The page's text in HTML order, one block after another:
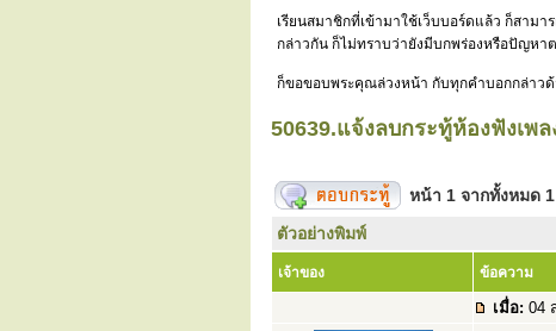
เรียนสมาชิกที่เข้ามาใช้เว็บบอร์ดแล้ว ก็สามา
กล่าวกัน ก็ไม่ทราบว่ายังมีบกพร่องหรือปัญหา
ก็ขอขอบพระคุณล่วงหน้า กับทุกคำบอกกล่าว
50639.แจ้งลบกระทู้ห้องฟังเพล
หน้า 1 จากทั้งหมด 1
ตัวอย่างพิมพ์
เจ้าของ ข้อความ
เมื่อ: 04